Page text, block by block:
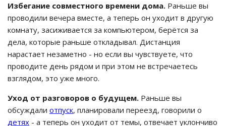
Избегание совместного времени дома. Раньше вы
проводили вечера вместе, а теперь он уходит в другую
комнату, засиживается за компьютером, берётся за
дела, которые раньше откладывал. Дистанция
нарастает незаметно - но если вы чувствуете, что
проводите день рядом и при этом не встречаетесь
взглядом, это уже много.
Уход от разговоров о будущем. Раньше вы
обсуждали отпуск, планировали переезд, говорили о
детях - а теперь он уходит от темы, отвечает уклончиво